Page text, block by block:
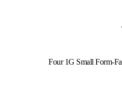
Four 1G Small Form-